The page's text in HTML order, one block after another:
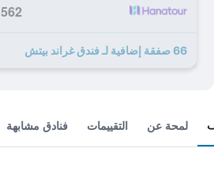
562 ﷼
66 صفقة إضافية لـ فندق غراند بيتش
لمحة عن التقييمات فنادق مشابهة